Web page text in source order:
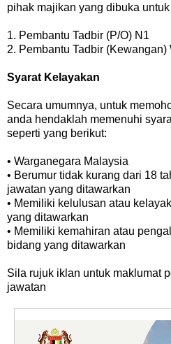
pihak majikan yang dibuka
1. Pembantu Tadbir (P/O) N1
2. Pembantu Tadbir (Kewangan)
Syarat Kelayakan
Secara umumnya, untuk
anda hendaklah memenuhi
seperti yang berikut:
• Warganegara Malaysia
• Berumur tidak kurang dari 18
jawatan yang ditawarkan
• Memiliki kelulusan atau
yang ditawarkan
• Memiliki kemahiran atau
bidang yang ditawarkan
Sila rujuk iklan untuk maklumat
jawatan